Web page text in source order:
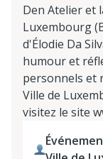
Den Atelier et
Luxembourg
d'Élodie Da
humour et
personnels et
Ville de
visitez le site